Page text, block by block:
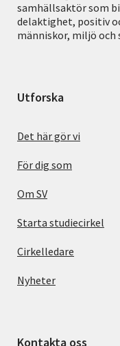
samhällsaktör som
delaktighet, positiv
människor, miljö och
Utforska
Det här gör vi
För dig som
Om SV
Starta studiecirkel
Cirkelledare
Nyheter
Kontakta oss